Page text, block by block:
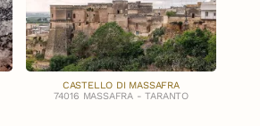
CASTELLO DI MASSAFRA
74016 MASSAFRA - TARANTO